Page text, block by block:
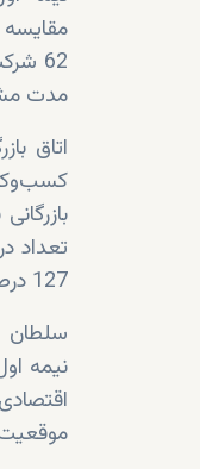
مدت مشابه
127 درصدی را نشان می‌دهد.
سلطان
نیمه